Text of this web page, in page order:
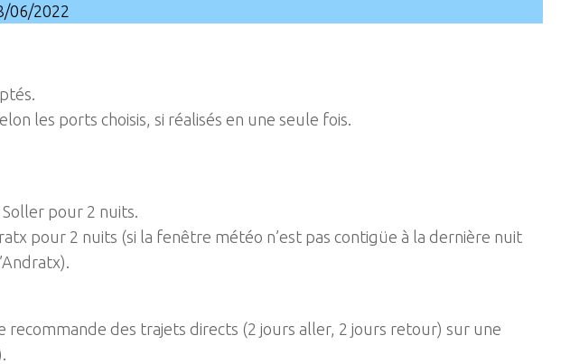
06/2022
les ports choisis, si réalisés en une seule fois.
pour 2 nuits.
pour 2 nuits (si la fenêtre météo n’est pas contigüe à la dernière nuit
des trajets directs (2 jours aller, 2 jours retour) sur une